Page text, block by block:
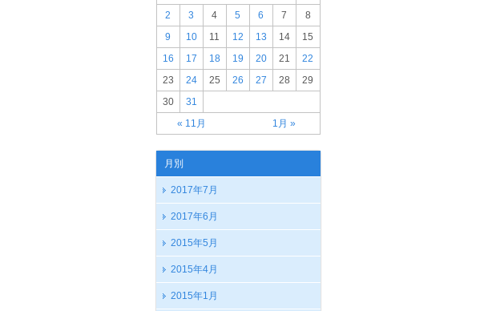
« 11月 1月 »
2
3 4 5 6 7
8
9
10 11 12 13 14
15
16
17 18 19 20 21
22
23
24 25 26 27 28
29
30
31
月別
2017年7月
2017年6月
2015年5月
2015年4月
2015年1月